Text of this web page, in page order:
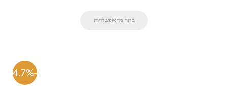
בחר מהאפשרויות
-54.7%